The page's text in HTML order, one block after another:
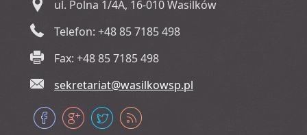
ul. Polna 1/4A, 16-010 Wasilków
Telefon: +48 85 7185 498
Fax: +48 85 7185 498
sekretariat@wasilkowsp.pl